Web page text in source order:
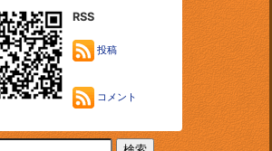
RSS
投稿
コメント